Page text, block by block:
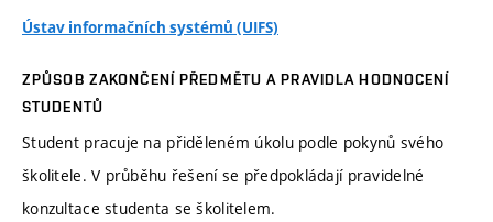
Ústav informačních systémů (UIFS)
ZPŮSOB ZAKONČENÍ PŘEDMĚTU A PRAVIDLA HODNOCENÍ
STUDENTŮ
Student pracuje na přiděleném úkolu podle pokynů svého
školitele. V průběhu řešení se předpokládají pravidelné
konzultace studenta se školitelem.